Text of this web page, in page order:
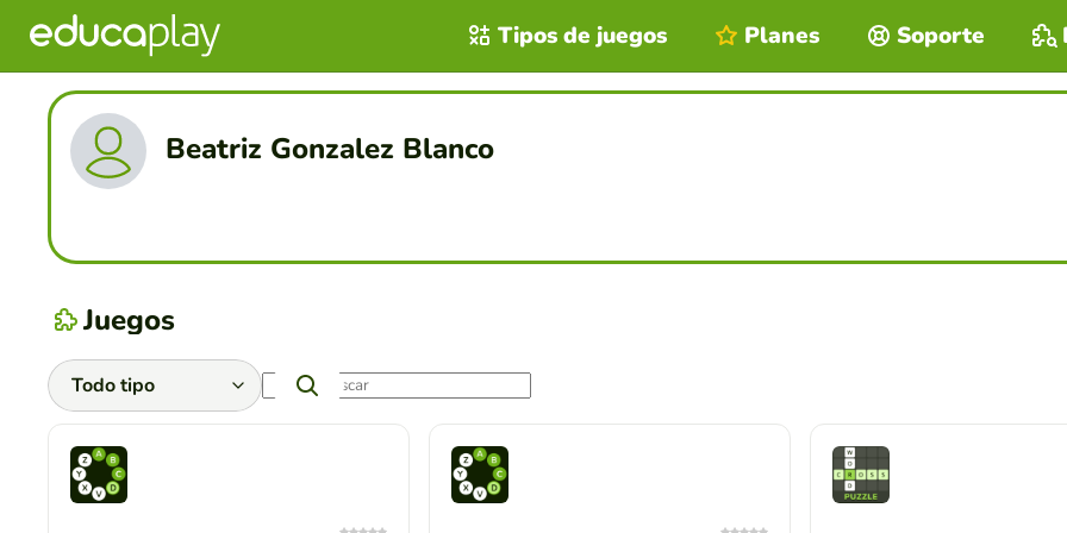
Tipos de juegos Planes Soporte
Beatriz Gonzalez Blanco
Juegos